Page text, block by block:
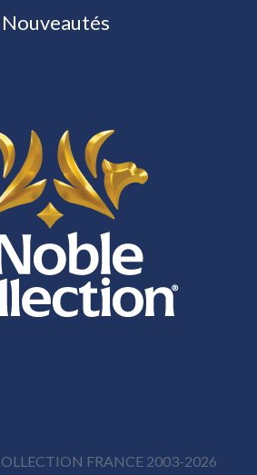
Nouveautés
FRANCE 2003-2026